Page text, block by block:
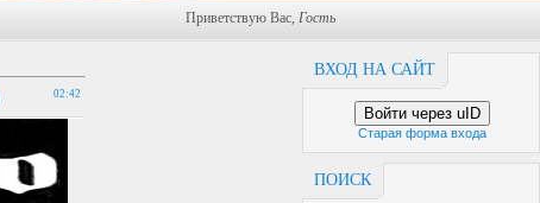
Приветствую Вас, Гость
ВХОД НА САЙТ
Войти через uID
Старая форма входа
ПОИСК
02:42